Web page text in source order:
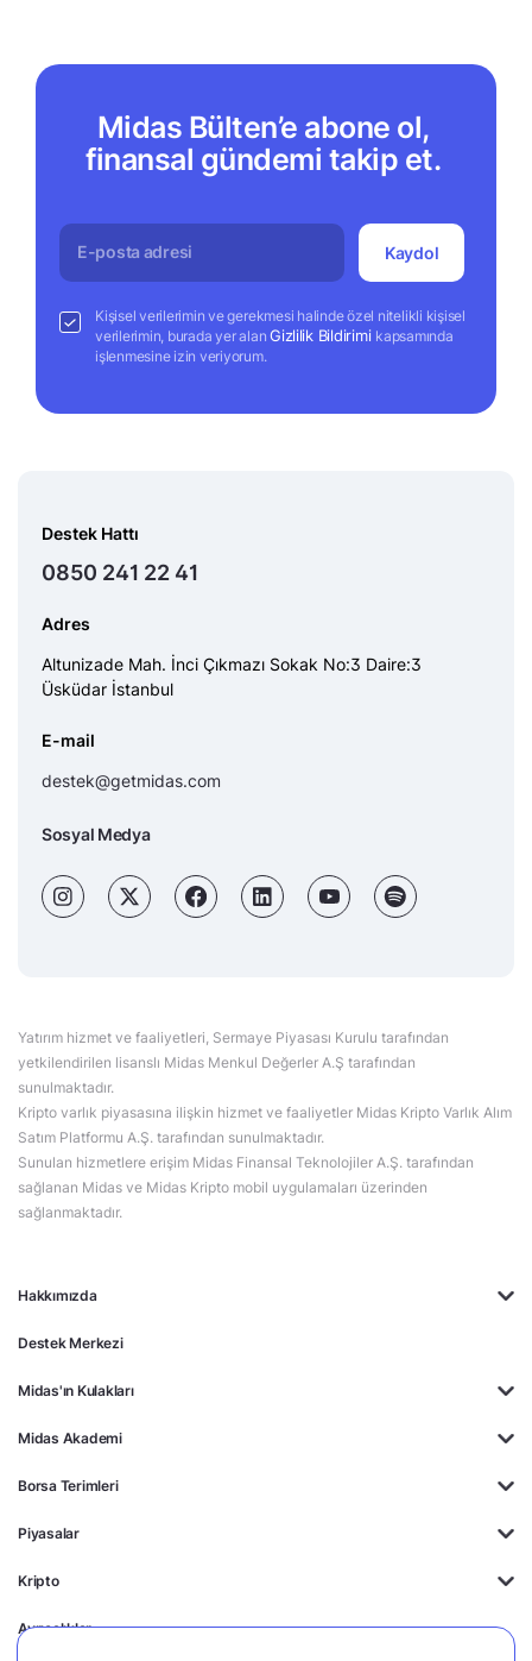
Midas Bülten’e abone ol,
finansal gündemi takip et.
Kaydol
Kişisel verilerimin ve gerekmesi halinde özel nitelikli kişisel
verilerimin, burada yer alanGizlilik Bildirimi kapsamında
işlenmesine izin veriyorum.
Hakkımızda
Destek Merkezi
Midas'ın Kulakları
Midas Akademi
Borsa Terimleri
Piyasalar
Kripto
Ayrıcalıklar
Destek Hattı
0850 241 22 41
Adres
Altunizade Mah. İnci Çıkmazı Sokak No:3 Daire:3
Üsküdar İstanbul
E-mail
destek@getmidas.com
Sosyal Medya
Yatırım hizmet ve faaliyetleri, Sermaye Piyasası Kurulu tarafından
yetkilendirilen lisanslı Midas Menkul Değerler A.Ş tarafından
sunulmaktadır.
Kripto varlık piyasasına ilişkin hizmet ve faaliyetler Midas Kripto Varlık Alım
Satım Platformu A.Ş. tarafından sunulmaktadır.
Sunulan hizmetlere erişim Midas Finansal Teknolojiler A.Ş. tarafından
sağlanan Midas ve Midas Kripto mobil uygulamaları üzerinden
sağlanmaktadır.